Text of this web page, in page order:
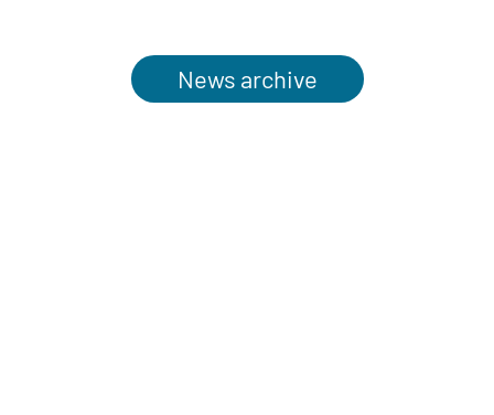
News archive